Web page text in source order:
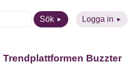
Sök Logga in
Trendplattformen Buzzter